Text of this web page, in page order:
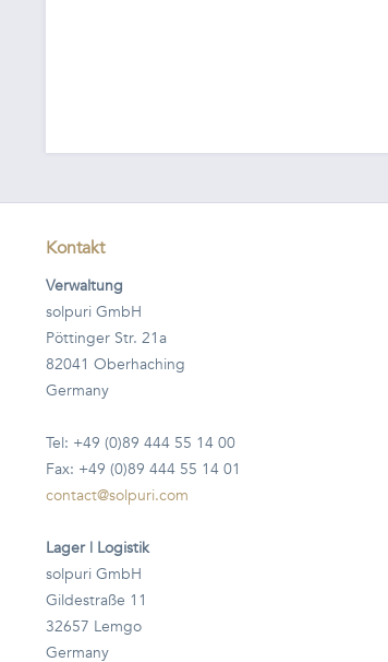
Kontakt
Verwaltung
solpuri GmbH
Pöttinger Str. 21a
82041 Oberhaching
Germany
Tel: +49 (0)89 444 55 14 00
Fax: +49 (0)89 444 55 14 01
contact@solpuri.com
Lager | Logistik
solpuri GmbH
Gildestraße 11
32657 Lemgo
Germany